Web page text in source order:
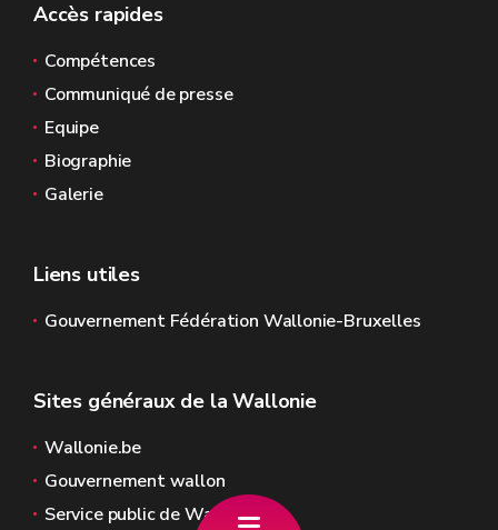
Accès rapides
Compétences
Communiqué de presse
Equipe
Biographie
Galerie
Liens utiles
Gouvernement Fédération Wallonie-Bruxelles
Sites généraux de la Wallonie
Wallonie.be
Gouvernement wallon
Service public de Wallonie